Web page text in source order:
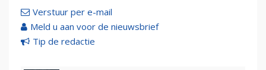
Verstuur per e-mail
Meld u aan voor de nieuwsbrief
Tip de redactie